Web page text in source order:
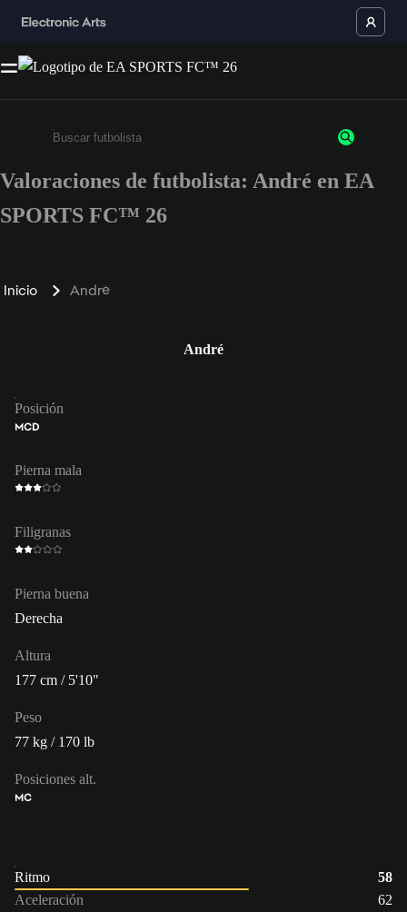
Escribe un mínimo de 3 caracteres o números.
Valoraciones de futbolista: André en EA
SPORTS FC™ 26
Inicio André
André
Posición
MCD
Pierna mala
Filigranas
Pierna buena
Derecha
Altura
177 cm / 5'10"
Peso
77 kg / 170 lb
Posiciones alt.
MC
Ritmo
58
Aceleración
62